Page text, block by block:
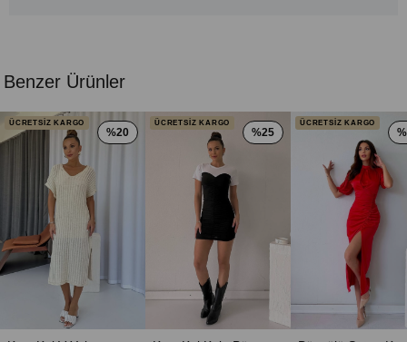
Benzer Ürünler
ÜCRETSİZ KARGO
%20
ÜCRETSİZ KARGO
%25
ÜCRETSİZ KARGO